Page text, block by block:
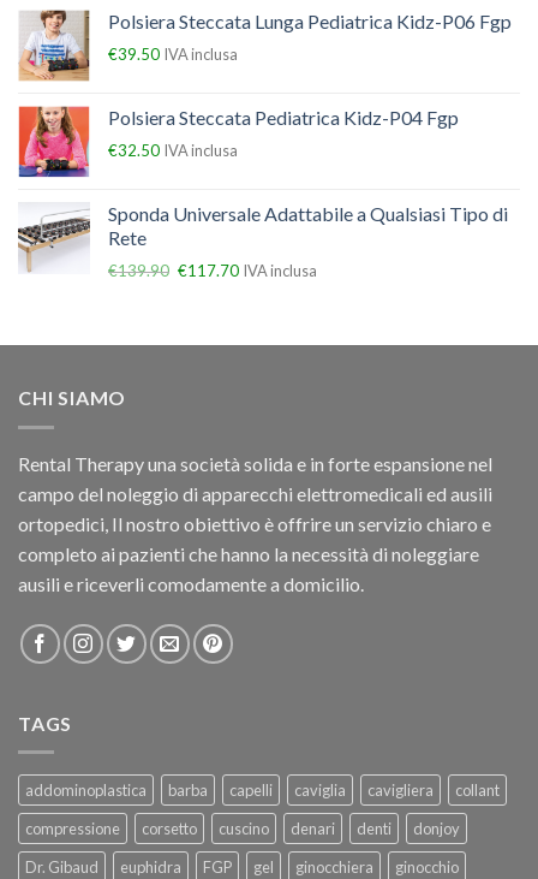
Polsiera Steccata Lunga Pediatrica Kidz-P06 Fgp
€39.50 IVA inclusa
Polsiera Steccata Pediatrica Kidz-P04 Fgp
€32.50 IVA inclusa
Sponda Universale Adattabile a Qualsiasi Tipo di
Rete
€139.90 €117.70 IVA inclusa
CHI SIAMO
Rental Therapy una società solida e in forte espansione nel
campo del noleggio di apparecchi elettromedicali ed ausili
ortopedici, Il nostro obiettivo è offrire un servizio chiaro e
completo ai pazienti che hanno la necessità di noleggiare
ausili e riceverli comodamente a domicilio.
TAGS
addominoplastica barba capelli caviglia cavigliera
collant
compressione
corsetto cuscino denari denti
donjoy
Dr. Gibaud
euphidra FGP gel ginocchiera
ginocchio